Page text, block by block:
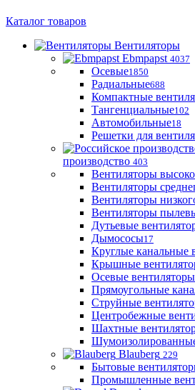
Каталог товаров
Вентиляторы
Ebmpapst 4037
Осевые1850
Радиальные688
Компактные
Тангенциальные102
Автомобильные18
Решетки для
производство 403
Вентиляторы
Вентиляторы
Вентиляторы
Вентиляторы
Дутьевые
Дымососы17
Круглые канальные
Крышные
Осевые вентиляторы
Прямоугольные
Струйные
Центробежные
Шахтные
Blauberg 229
Бытовые
Промышленные